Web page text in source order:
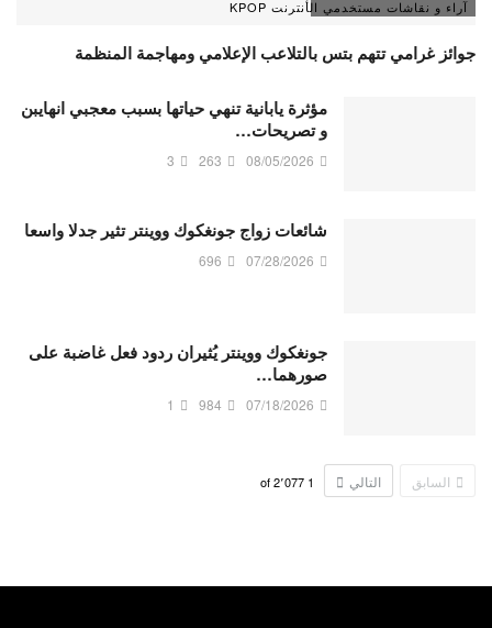
آراء و نقاشات مستخدمي الأنترنت KPOP
جوائز غرامي تتهم بتس بالتلاعب الإعلامي ومهاجمة المنظمة
مؤثرة يابانية تنهي حياتها بسبب معجبي انهايبن
و تصريحات…
08/05/2026
263
3
شائعات زواج جونغكوك ووينتر تثير جدلا واسعا
07/28/2026
696
جونغكوك ووينتر يُثيران ردود فعل غاضبة على
صورهما…
07/18/2026
984
1
السابق التالي 1 2٬077